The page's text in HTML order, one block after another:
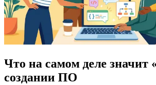
Что на самом деле значит
создании ПО